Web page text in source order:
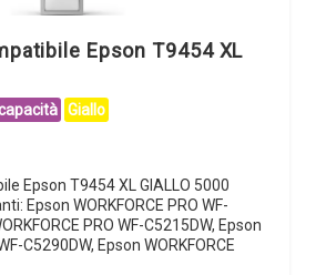
Epson T9454 XL
Giallo
Epson T9454 XL GIALLO 5000
Epson WORKFORCE PRO WF-
PRO WF-C5215DW, Epson
C5290DW, Epson WORKFORCE